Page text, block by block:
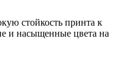
стойкость принта к
и насыщенные цвета на